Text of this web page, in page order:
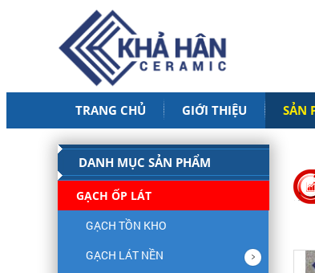
TRANG CHỦ GIỚI THIỆU SẢN
DANH MỤC SẢN PHẨM
GẠCH ỐP LÁT
GẠCH TỒN KHO
GẠCH LÁT NỀN